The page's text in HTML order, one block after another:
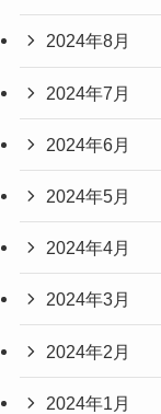
2024年8月
2024年7月
2024年6月
2024年5月
2024年4月
2024年3月
2024年2月
2024年1月